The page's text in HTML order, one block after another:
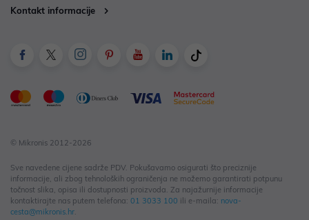
Kontakt informacije
© Mikronis 2012-2026
Sve navedene cijene sadrže PDV. Pokušavamo osigurati što preciznije
informacije, ali zbog tehnoloških ograničenja ne možemo garantirati potpunu
točnost slika, opisa ili dostupnosti proizvoda. Za najažurnije informacije
kontaktirajte nas putem telefona: 01 3033 100 ili e-maila: nova-
cesta@mikronis.hr.